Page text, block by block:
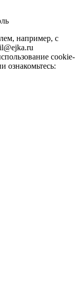
например, с
cookie-
ознакомьтесь: